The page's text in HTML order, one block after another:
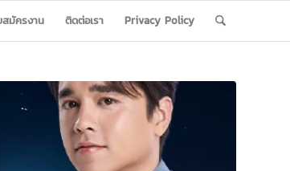
มัครงาน ติดต่อเรา Privacy Policy